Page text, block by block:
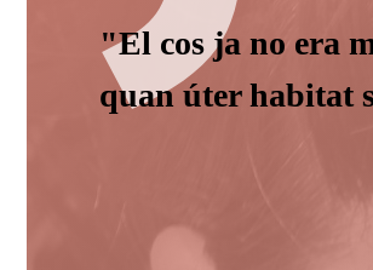
"El cos ja no era
quan úter habitat